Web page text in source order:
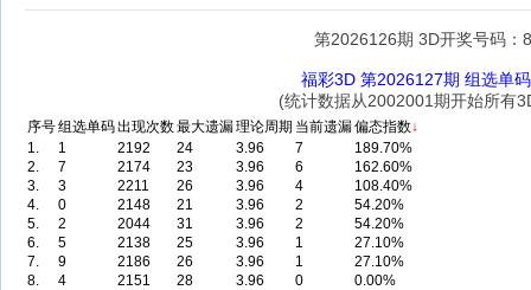
第2026126期 3D开奖号码：
福彩3D 第2026127期 组选单
(统计数据从2002001期开始所有
序号组选单码出现次数最大遗漏理论周期 当前遗漏偏态指数↓
1.
1 2192 24 3.96 7
189.70%
2.
7 2174 23 3.96 6
162.60%
3.
3 2211 26 3.96 4
108.40%
4.
0 2148 21 3.96 2
54.20%
5.
2 2044 31 3.96 2
54.20%
6.
5 2138 25 3.96 1
27.10%
7.
9 2186 26 3.96 1
27.10%
8.
4 2151 28 3.96 0
0.00%